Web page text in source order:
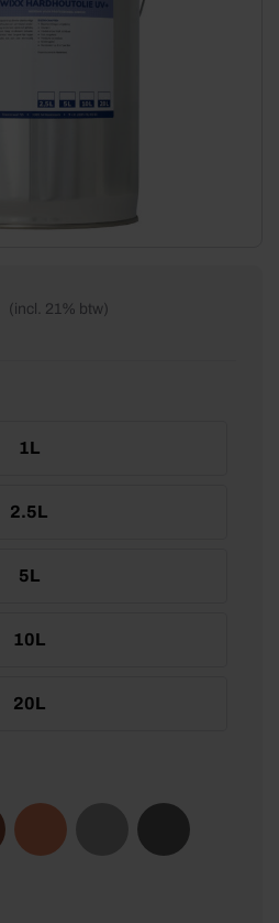
(incl. 21% btw)
1L
2.5L
5L
10L
20L